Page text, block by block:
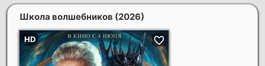
Школа волшебников (2026)